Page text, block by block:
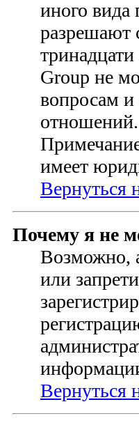
иного вида
разрешают
Group не
вопросам и
отношений.
имеет
Вернуться
Почему я не
Возможно,
или
Вернуться